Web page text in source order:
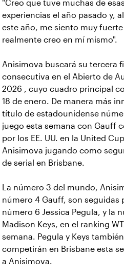
"Creo que tuve muchas de esas
experiencias el año pasado y,
este año, me siento muy fuerte
realmente creo en mí mismo".
Anisimova buscará su tercera
consecutiva en el Abierto de
2026 , cuyo cuadro principal
18 de enero. De manera más
título de estadounidense
juego esta semana con Gauff
por los EE. UU. en la United
Anisimova jugando como
de serial en Brisbane.
La número 3 del mundo,
número 4 Gauff, son seguidas
número 6 Jessica Pegula, y la
Madison Keys, en el ranking
semana. Pegula y Keys también
competirán en Brisbane esta
a Anisimova.